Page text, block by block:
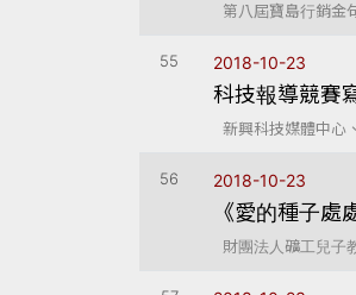
第八屆寶島行銷
55 2018-10-23
科技報導競賽
新興科技媒體中
56 2018-10-23
《愛的種子處
財團法人礦工兒